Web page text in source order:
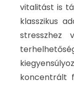
vitalitást is
klasszikus
stresszhez
koncentrált